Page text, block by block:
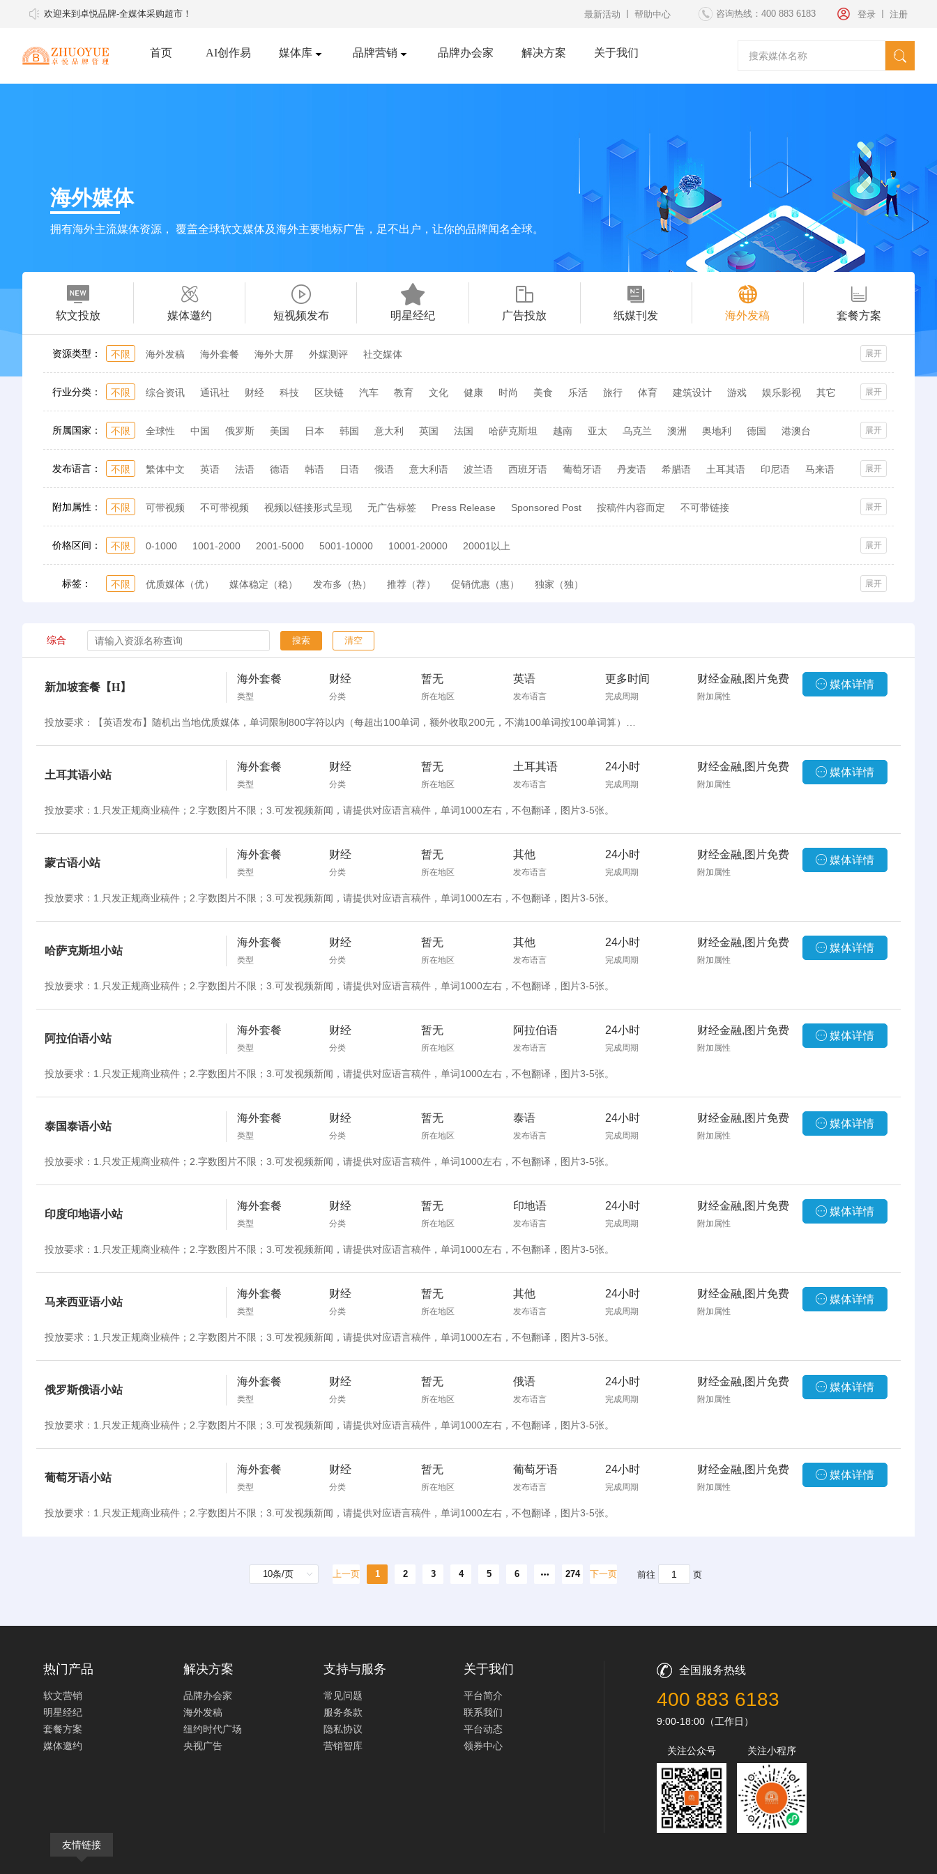
欢迎来到卓悦品牌-全媒体采购超市！ 最新活动 帮助中心 咨询热线：400 883 6183 登录 注册
首页 AI创作易 媒体库 品牌营销 品牌办会家 解决方案 关于我们 请选择媒体
广告投放 套餐方案
央视广告 海外发稿 纽约时代广场 文案策划
海外媒体
拥有海外主流媒体资源， 覆盖全球软文媒体及海外主要地标广告，足不出户，让你的品牌闻名全球。
软文投放 媒体邀约 短视频发布 明星经纪 广告投放 纸媒刊发 海外发稿 套餐方案
资源类型： 不限 海外发稿 海外套餐 海外大屏 外媒测评 社交媒体 展开
行业分类： 不限 综合资讯 通讯社 财经 科技 区块链 汽车 教育 文化 健康 时尚 美食 乐活 旅行 体育 建筑设计 游戏 娱乐影视 其它 展开
所属国家： 不限 全球性 中国 俄罗斯 美国 日本 韩国 意大利 英国 法国 哈萨克斯坦 越南 亚太 乌克兰 澳洲 奥地利 德国
港澳台
东南亚
波兰 土耳其 爱尔兰 捷克 匈牙利 西班牙 希腊 瑞典 丹麦 印度尼西亚 菲律宾 马来西亚 印度 澳大利亚 越南
中东
埃及
沙特 以色列 尼日利亚 非洲 阿根廷 墨西哥 巴西 智利 拉丁美洲 秘鲁 泰国 葡萄牙 泰国 欧洲 新加坡 瑞士
展开
发布语言： 不限 繁体中文 英语 法语 德语 韩语 日语 俄语 意大利语 波兰语 西班牙语 葡萄牙语 丹麦语 希腊语 土耳其语 印尼语
马来语
越南语
阿拉伯语 希伯来语 泰语 印地语 泰语 瑞典语 荷兰语
展开
附加属性： 不限 可带视频 不可带视频 视频以链接形式呈现 无广告标签 Press Release Sponsored Post 按稿件内容而定 不可带链接 展开
价格区间： 不限 0-1000 1001-2000 2001-5000 5001-10000 10001-20000 20001以上 展开
标签： 不限 优质媒体（优） 媒体稳定（稳） 发布多（热） 推荐（荐） 促销优惠（惠） 独家（独） 展开
综合 搜索 清空
新加坡套餐【H】
海外套餐
类型
财经
分类
暂无
所在地区
英语
发布语言
更多时间
完成周期
财经金融,图片免费
附加属性
媒体详情
土耳其语小站
海外套餐
类型
财经
分类
暂无
所在地区
土耳其语
发布语言
24小时
完成周期
财经金融,图片免费
附加属性
投放要求：1.只发正规商业稿件；2.字数图片不限；3.可发视频新闻，请提供对应语言稿件，单词1000左右，不包翻译，图片3-5张。
媒体详情
蒙古语小站
海外套餐
类型
财经
分类
暂无
所在地区
其他
发布语言
24小时
完成周期
财经金融,图片免费
附加属性
投放要求：1.只发正规商业稿件；2.字数图片不限；3.可发视频新闻，请提供对应语言稿件，单词1000左右，不包翻译，图片3-5张。
媒体详情
哈萨克斯坦小站
海外套餐
类型
财经
分类
暂无
所在地区
其他
发布语言
24小时
完成周期
财经金融,图片免费
附加属性
投放要求：1.只发正规商业稿件；2.字数图片不限；3.可发视频新闻，请提供对应语言稿件，单词1000左右，不包翻译，图片3-5张。
媒体详情
阿拉伯语小站
海外套餐
类型
财经
分类
暂无
所在地区
阿拉伯语
发布语言
24小时
完成周期
财经金融,图片免费
附加属性
投放要求：1.只发正规商业稿件；2.字数图片不限；3.可发视频新闻，请提供对应语言稿件，单词1000左右，不包翻译，图片3-5张。
媒体详情
泰国泰语小站
海外套餐
类型
财经
分类
暂无
所在地区
泰语
发布语言
24小时
完成周期
财经金融,图片免费
附加属性
投放要求：1.只发正规商业稿件；2.字数图片不限；3.可发视频新闻，请提供对应语言稿件，单词1000左右，不包翻译，图片3-5张。
媒体详情
印度印地语小站
海外套餐
类型
财经
分类
暂无
所在地区
印地语
发布语言
24小时
完成周期
财经金融,图片免费
附加属性
投放要求：1.只发正规商业稿件；2.字数图片不限；3.可发视频新闻，请提供对应语言稿件，单词1000左右，不包翻译，图片3-5张。
媒体详情
马来西亚语小站
海外套餐
类型
财经
分类
暂无
所在地区
其他
发布语言
24小时
完成周期
财经金融,图片免费
附加属性
投放要求：1.只发正规商业稿件；2.字数图片不限；3.可发视频新闻，请提供对应语言稿件，单词1000左右，不包翻译，图片3-5张。
媒体详情
俄罗斯俄语小站
海外套餐
类型
财经
分类
暂无
所在地区
俄语
发布语言
24小时
完成周期
财经金融,图片免费
附加属性
投放要求：1.只发正规商业稿件；2.字数图片不限；3.可发视频新闻，请提供对应语言稿件，单词1000左右，不包翻译，图片3-5张。
媒体详情
葡萄牙语小站
海外套餐
类型
财经
分类
暂无
所在地区
葡萄牙语
发布语言
24小时
完成周期
财经金融,图片免费
附加属性
投放要求：1.只发正规商业稿件；2.字数图片不限；3.可发视频新闻，请提供对应语言稿件，单词1000左右，不包翻译，图片3-5张。
媒体详情
上一页 1 2 3 4 5 6 274 下一页 前往 页
热门产品
软文营销
明星经纪
套餐方案
媒体邀约
解决方案
品牌办会家
海外发稿
纽约时代广场
央视广告
支持与服务
常见问题
服务条款
隐私协议
营销智库
关于我们
平台简介
联系我们
平台动态
领券中心
全国服务热线
400 883 6183
9:00-18:00（工作日）
关注公众号 关注小程序
友情链接